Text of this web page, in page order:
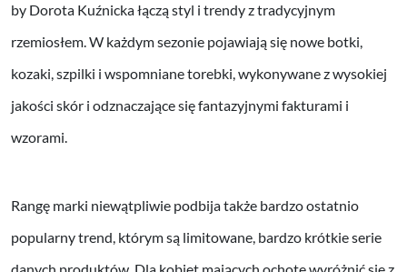
by Dorota Kuźnicka łączą styl i trendy z tradycyjnym
rzemiosłem. W każdym sezonie pojawiają się nowe botki,
kozaki, szpilki i wspomniane torebki, wykonywane z wysokiej
jakości skór i odznaczające się fantazyjnymi fakturami i
wzorami.
Rangę marki niewątpliwie podbija także bardzo ostatnio
popularny trend, którym są limitowane, bardzo krótkie serie